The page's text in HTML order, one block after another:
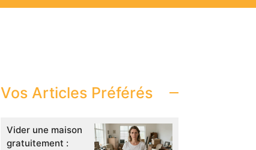
Vos Articles Préférés
Vider une maison
gratuitement :